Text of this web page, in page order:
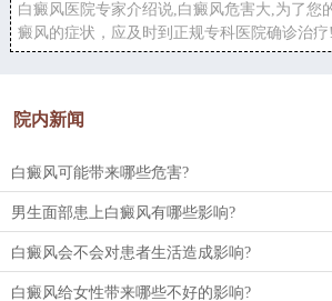
白癜风医院专家介绍说,白癜风危害大,为了您
癜风的症状，应及时到正规专科医院确诊治疗!
院内新闻
白癜风可能带来哪些危害?
男生面部患上白癜风有哪些影响?
白癜风会不会对患者生活造成影响?
白癜风给女性带来哪些不好的影响?